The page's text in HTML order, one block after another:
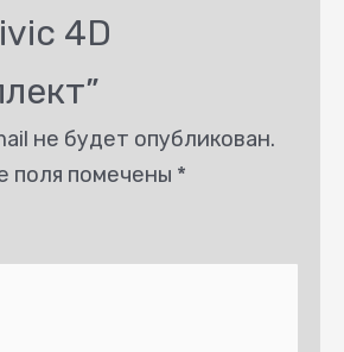
4D
не будет опубликован.
поля помечены *